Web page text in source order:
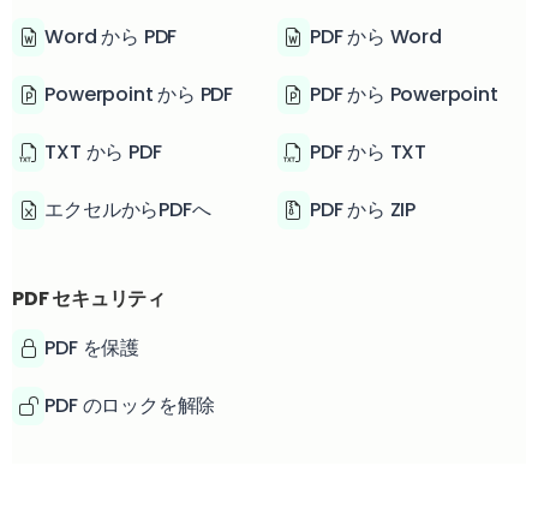
Word から PDF
Powerpoint から PDF
TXT から PDF
エクセルからPDFへ
PDF から Word
PDF から Powerpoint
PDF から TXT
PDF から ZIP
PDF セキュリティ
PDF を保護
PDF のロックを解除